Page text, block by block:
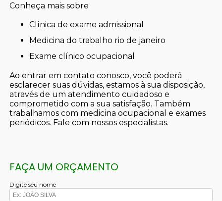
Conheça mais sobre
clínica de exame admissional
medicina do trabalho rio de janeiro
exame clínico ocupacional
Ao entrar em contato conosco, você poderá
esclarecer suas dúvidas, estamos à sua disposição,
através de um atendimento cuidadoso e
comprometido com a sua satisfação. Também
trabalhamos com medicina ocupacional e exames
periódicos. Fale com nossos especialistas.
FAÇA UM ORÇAMENTO
Digite seu nome